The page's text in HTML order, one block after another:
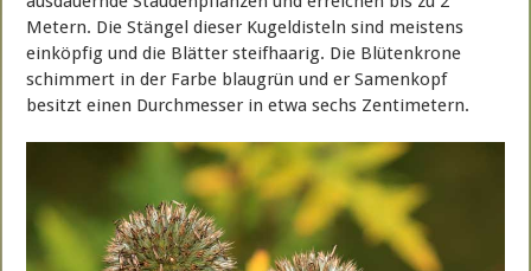
Metern. Die Stängel dieser Kugeldisteln sind meistens
einköpfig und die Blätter steifhaarig. Die Blütenkrone
schimmert in der Farbe blaugrün und er Samenkopf
besitzt einen Durchmesser in etwa sechs Zentimetern.